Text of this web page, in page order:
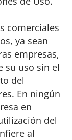
comerciales
ya sean
empresas,
su uso sin el
del
En ningún
en
del
al